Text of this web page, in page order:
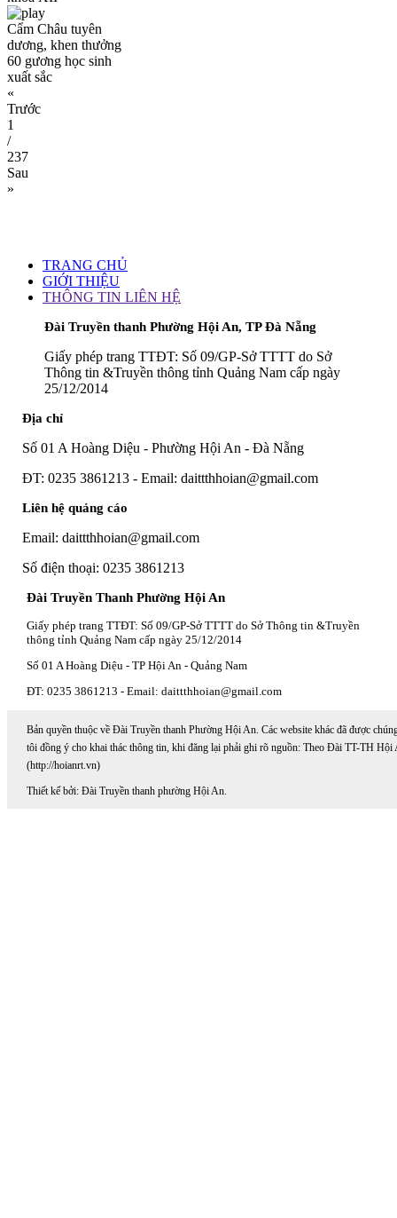
Cẩm Châu tuyên
dương, khen thưởng
60 gương học sinh
xuất sắc
«
Trước
1
/
237
Sau
»
TRANG CHỦ
GIỚI THIỆU
THÔNG TIN LIÊN HỆ
Đài Truyền thanh Phường Hội An, TP Đà Nẵng
Giấy phép trang TTĐT: Số 09/GP-Sở TTTT do Sở
Thông tin &Truyền thông tỉnh Quảng Nam cấp ngày
25/12/2014
Địa chỉ
Số 01 A Hoàng Diệu - Phường Hội An - Đà Nẵng
ĐT: 0235 3861213 - Email: daittthhoian@gmail.com
Liên hệ quảng cáo
Email: daittthhoian@gmail.com
Số điện thoại: 0235 3861213
Đài Truyền Thanh Phường Hội An
Giấy phép trang TTĐT: Số 09/GP-Sở TTTT do Sở Thông tin &Truyền
thông tỉnh Quảng Nam cấp ngày 25/12/2014
Số 01 A Hoàng Diệu - TP Hội An - Quảng Nam
ĐT: 0235 3861213 - Email: daittthhoian@gmail.com
Bản quyền thuộc về Đài Truyền thanh Phường Hội An. Các website khác đã được
tôi đồng ý cho khai thác thông tin, khi đăng lại phải ghi rõ nguồn: Theo Đài TT-TH Hội
(http://hoianrt.vn)
Thiết kế bởi: Đài Truyền thanh phường Hội An.